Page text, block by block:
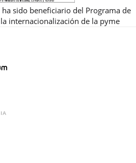
ha sido beneficiario del Programa de
internacionalización de la pyme